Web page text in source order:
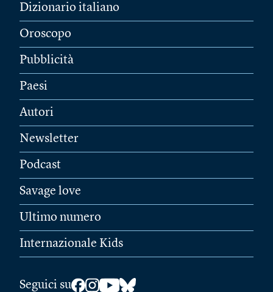
Dizionario italiano
Oroscopo
Pubblicità
Paesi
Autori
Newsletter
Podcast
Savage love
Ultimo numero
Internazionale Kids
Seguici su